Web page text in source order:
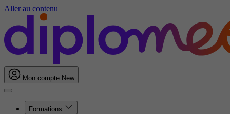
Aller au contenu
Mon compte New
Formations